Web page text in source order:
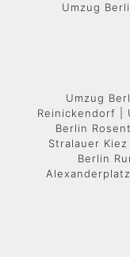
Umzug
Umzug
Reinickendorf |
Berlin
Stralauer
Berlin